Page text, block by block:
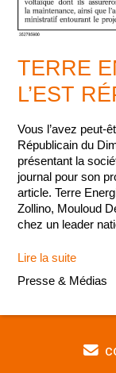
TERRE
L’EST
Vous l’avez peut-
Républicain du
présentant la
journal pour son
article. Terre
Zollino, Mouloud
chez un leader
TERRE
DANS
RÉPUBLICAIN
Lire la suite
Presse & Médias